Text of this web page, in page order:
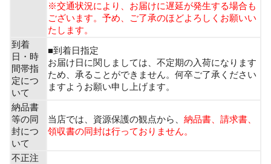
※交通状況により、お届けに遅延が発生する場合も
ございます。予め、ご了承のほどよろしくお願いい
たします。
到着
日・時
間帯指
定につ
いて
■到着日指定
お届け日に関しましては、不定期の入荷になります
ため、承ることができません。何卒ご了承ください
ますようお願い申し上げます。
納品書
等の同
封につ
いて
当店では、資源保護の観点から、 納品書、請求書、
領収書の同封は行っておりません。
不正注